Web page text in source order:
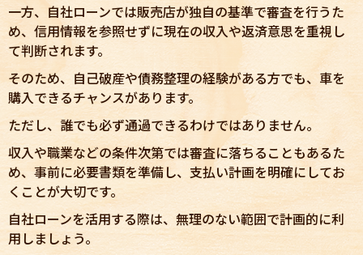
一方、自社ローンでは販売店が独自の基準で審査を行うた
め、信用情報を参照せずに現在の収入や返済意思を重視し
て判断されます。
そのため、自己破産や債務整理の経験がある方でも、車を
購入できるチャンスがあります。
ただし、誰でも必ず通過できるわけではありません。
収入や職業などの条件次第では審査に落ちることもあるた
め、事前に必要書類を準備し、支払い計画を明確にしてお
くことが大切です。
自社ローンを活用する際は、無理のない範囲で計画的に利
用しましょう。